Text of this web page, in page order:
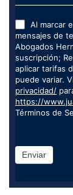
Al marcar
mensajes de
Abogados
suscripción;
aplicar tarifas
puede variar.
privacidad/
https://
Términos de
Enviar